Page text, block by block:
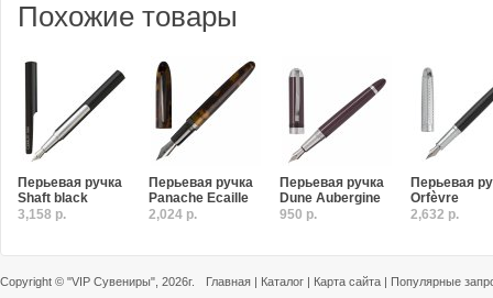
Похожие товары
Перьевая ручка
Shaft black
3,158 р.
Перьевая ручка
Panache Ecaille
2,024 р.
Перьевая ручка
Dune Aubergine
950 р.
Перьевая
Orfèvre
2,632 р.
Copyright © "VIP Сувениры" , 2026г. Главная | Каталог | Карта сайта | Популярные